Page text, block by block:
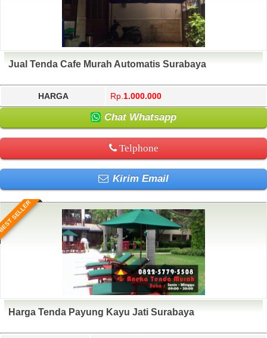
Jual Tenda Cafe Murah Automatis Surabaya
HARGA Rp. 1.000.000
Chat Whatsapp
Telphone
Kirim Email
SELLER
Harga Tenda Payung Kayu Jati Surabaya